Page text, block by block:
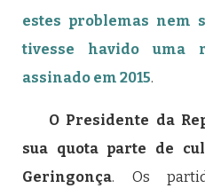
estes problemas nem
tivesse havido uma
assinado em 2015.
O Presidente da
sua quota parte de
Geringonça. Os